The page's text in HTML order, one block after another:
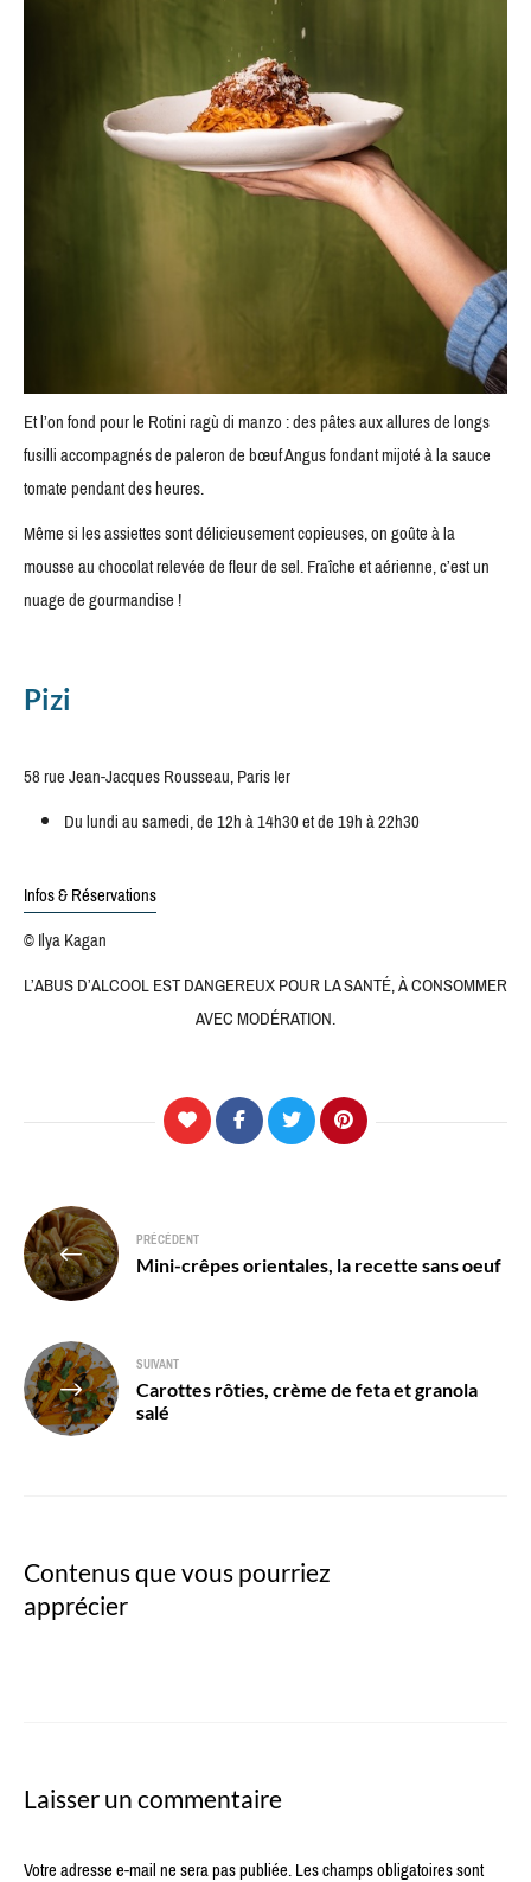
Et l’on fond pour le Rotini ragù di manzo : des pâtes aux allures de longs
fusilli accompagnés de paleron de bœuf Angus fondant mijoté à la sauce
tomate pendant des heures.
Même si les assiettes sont délicieusement copieuses, on goûte à la
mousse au chocolat relevée de fleur de sel. Fraîche et aérienne, c’est un
nuage de gourmandise !
Pizi
58 rue Jean-Jacques Rousseau, Paris Ier
Du lundi au samedi, de 12h à 14h30 et de 19h à 22h30
Infos & Réservations
© Ilya Kagan
L’ABUS D’ALCOOL EST DANGEREUX POUR LA SANTÉ, À CONSOMMER
AVEC MODÉRATION.
Navigation
de
l’article
PRÉCÉDENT
Mini-crêpes orientales, la recette sans oeuf
SUIVANT
Carottes rôties, crème de feta et granola
salé
Contenus que vous pourriez
apprécier
Laisser un commentaire
Votre adresse e-mail ne sera pas publiée.Les champs obligatoires sont